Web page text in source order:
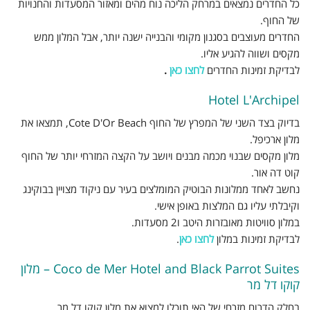
כל החדרים נמצאים במרחק הליכה נוח מהים ומאזור המסעדות והחנויות
של החוף.
החדרים מעוצבים בסגנון מקומי והבנייה ישנה יותר, אבל המלון ממש
מקסים ושווה להגיע אליו.
לבדיקת זמינות החדרים לחצו כאן .
Hotel L'Archipel
בדיוק בצד השני של המפרץ של החוף Cote D'Or Beach,
תמצאו את
מלון ארכיפל.
מלון מקסים שבנוי מכמה מבנים ויושב על הקצה המזרחי יותר של החוף
קוט דה אור.
נחשב לאחד ממלונות הבוטיק המומלצים בעיר עם ניקוד מצויין בבוקינג
וקיבלתי עליו גם המלצות באופן אישי.
במלון סוויטות מאובזרות היטב ו2 מסעדות.
לבדיקת זמינות במלוןלחצו כאן.
Coco de Mer Hotel and Black Parrot Suites – מלון
קוקו דל מר
בחלק הדרום מזרחי של האי תוכלו למצוא את מלון קוקו דל מר.